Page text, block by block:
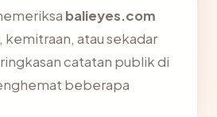
balieyes.com
kemitraan, atau sekadar
catatan publik di
beberapa